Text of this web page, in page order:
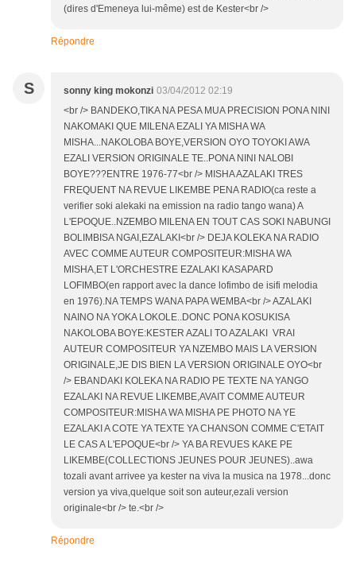
(dires d'Emeneya lui-même) est de Kester<br />
Répondre
S sonny king mokonzi 03/04/2012 02:19
<br /> BANDEKO,TIKA NA PESA MUA PRECISION PONA NINI
NAKOMAKI QUE MILENA EZALI YA MISHA WA
MISHA...NAKOLOBA BOYE,VERSION OYO TOYOKI AWA
EZALI VERSION ORIGINALE TE..PONA NINI NALOBI
BOYE???ENTRE 1976-77<br /> MISHA AZALAKI TRES
FREQUENT NA REVUE LIKEMBE PENA RADIO(ca reste a
verifier soki alekaki na emission na radio tango wana) A
L'EPOQUE..NZEMBO MILENA EN TOUT CAS SOKI NABUNGI
BOLIMBISA NGAI,EZALAKI<br /> DEJA KOLEKA NA RADIO
AVEC COMME AUTEUR COMPOSITEUR:MISHA WA
MISHA,ET L'ORCHESTRE EZALAKI KASAPARD
LOFIMBO(en rapport avec la dance lofimbo de isifi melodia
en 1976).NA TEMPS WANA PAPA WEMBA<br /> AZALAKI
NAINO NA YOKA LOKOLE..DONC PONA KOSUKISA
NAKOLOBA BOYE:KESTER AZALI TO AZALAKI VRAI
AUTEUR COMPOSITEUR YA NZEMBO MAIS LA VERSION
ORIGINALE,JE DIS BIEN LA VERSION ORIGINALE OYO<br
/> EBANDAKI KOLEKA NA RADIO PE TEXTE NA YANGO
EZALAKI NA REVUE LIKEMBE,AVAIT COMME AUTEUR
COMPOSITEUR:MISHA WA MISHA PE PHOTO NA YE
EZALAKI A COTE YA TEXTE YA CHANSON COMME C'ETAIT
LE CAS A L'EPOQUE<br /> YA BA REVUES KAKE PE
LIKEMBE(COLLECTIONS JEUNES POUR JEUNES)..awa
tozali avant arrivee ya kester na viva la musica na 1978...donc
version ya viva,quelque soit son auteur,ezali version
originale<br /> te.<br />
Répondre